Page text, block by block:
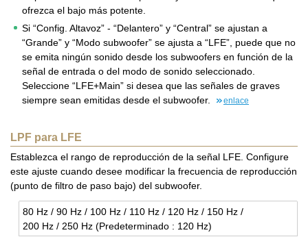
ofrezca el bajo más potente.
Si “Config. Altavoz” - “Delantero” y “Central” se ajustan a
“Grande” y “Modo subwoofer” se ajusta a “LFE”, puede que no
se emita ningún sonido desde los subwoofers en función de la
señal de entrada o del modo de sonido seleccionado.
Seleccione “LFE+Main” si desea que las señales de graves
siempre sean emitidas desde el subwoofer.
enlace
LPF para LFE
Establezca el rango de reproducción de la señal LFE. Configure
este ajuste cuando desee modificar la frecuencia de reproducción
(punto de filtro de paso bajo) del subwoofer.
80 Hz / 90 Hz / 100 Hz / 110 Hz / 120 Hz / 150 Hz /
200 Hz / 250 Hz (Pre­de­ter­mi­na­do : 120 Hz)